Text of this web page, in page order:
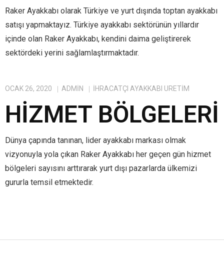
Raker Ayakkabı olarak Türkiye ve yurt dışında toptan ayakkabı
satışı yapmaktayız. Türkiye ayakkabı sektörünün yıllardır
içinde olan Raker Ayakkabı, kendini daima geliştirerek
sektördeki yerini sağlamlaştırmaktadır.
OCAK 26, 2020 ADMIN IHRACATÇI AYAKKABI ÜRETIM
HIZMET BÖLGELERI
Dünya çapında tanınan, lider ayakkabı markası olmak
vizyonuyla yola çıkan Raker Ayakkabı her geçen gün hizmet
bölgeleri sayısını arttırarak yurt dışı pazarlarda ülkemizi
gururla temsil etmektedir.